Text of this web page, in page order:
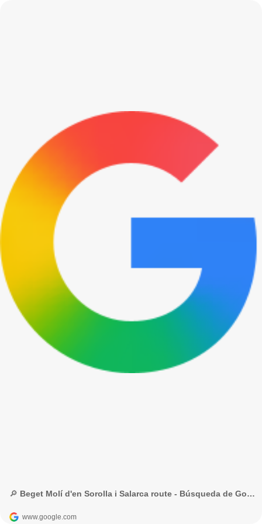
🔎 Beget Molí d'en Sorolla i Salarca route - Búsqueda de Google
www.google.com